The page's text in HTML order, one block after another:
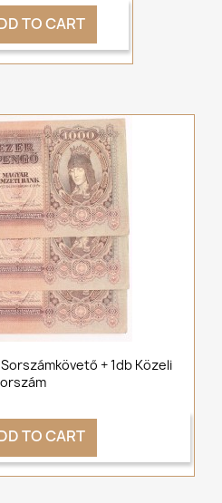
TO CART
+ 1db Közeli
TO CART